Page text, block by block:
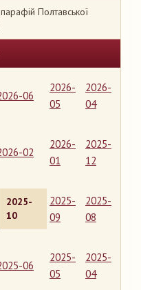
Полтавської
06
2026-
05
2026-
04
02
2026-
01
2025-
12
2025-
10
2025-
09
2025-
08
06
2025-
05
2025-
04